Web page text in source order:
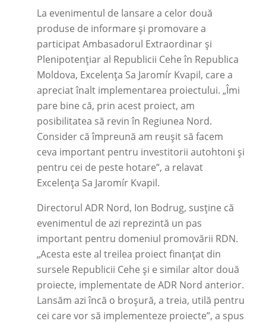
La evenimentul de lansare a celor două
produse de informare și promovare a
participat Ambasadorul Extraordinar și
Plenipotențiar al Republicii Cehe în Republica
Moldova, Excelența Sa Jaromír Kvapil, care a
apreciat înalt implementarea proiectului. „Îmi
pare bine că, prin acest proiect, am
posibilitatea să revin în Regiunea Nord.
Consider că împreună am reușit să facem
ceva important pentru investitorii autohtoni și
pentru cei de peste hotare”, a relavat
Excelența Sa Jaromír Kvapil.
Directorul ADR Nord, Ion Bodrug, susține că
evenimentul de azi reprezintă un pas
important pentru domeniul promovării RDN.
„Acesta este al treilea proiect finanțat din
sursele Republicii Cehe și e similar altor două
proiecte, implementate de ADR Nord anterior.
Lansăm azi încă o broșură, a treia, utilă pentru
cei care vor să implementeze proiecte”, a spus